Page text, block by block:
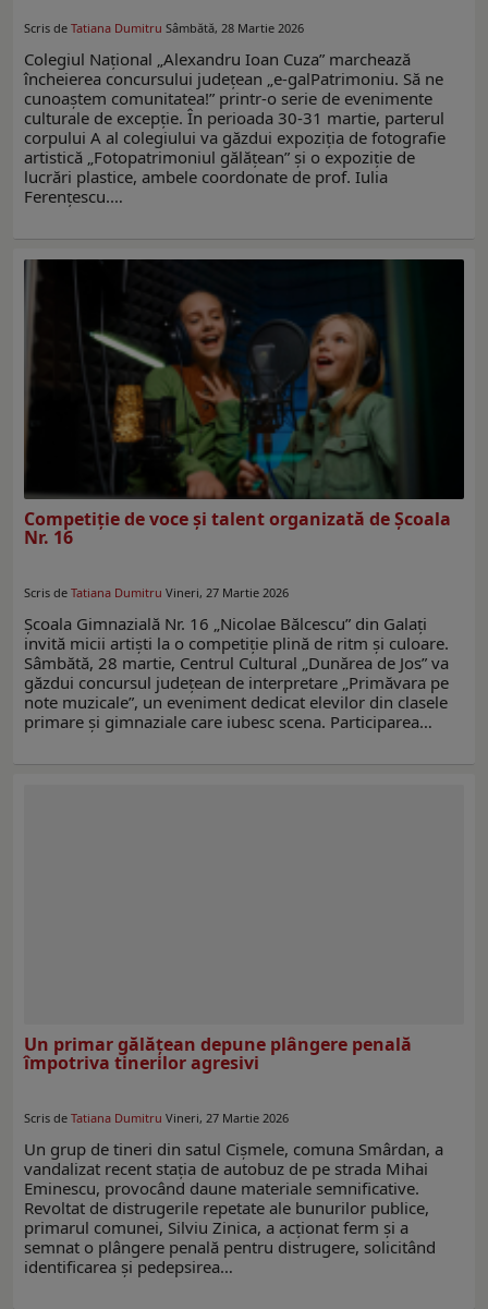
Scris de Tatiana Dumitru Sâmbătă, 28 Martie 2026
Colegiul Național „Alexandru Ioan Cuza” marchează
încheierea concursului județean „e-galPatrimoniu. Să ne
cunoaștem comunitatea!” printr-o serie de evenimente
culturale de excepție. În perioada 30-31 martie, parterul
corpului A al colegiului va găzdui expoziția de fotografie
artistică „Fotopatrimoniul gălățean” și o expoziție de
lucrări plastice, ambele coordonate de prof. Iulia
Ferențescu.…
Competiție de voce și talent organizată de Școala
Nr. 16
Scris de Tatiana Dumitru Vineri, 27 Martie 2026
Școala Gimnazială Nr. 16 „Nicolae Bălcescu” din Galați
invită micii artiști la o competiție plină de ritm și culoare.
Sâmbătă, 28 martie, Centrul Cultural „Dunărea de Jos” va
găzdui concursul județean de interpretare „Primăvara pe
note muzicale”, un eveniment dedicat elevilor din clasele
primare și gimnaziale care iubesc scena. Participarea…
Un primar gălățean depune plângere penală
împotriva tinerilor agresivi
Scris de Tatiana Dumitru Vineri, 27 Martie 2026
Un grup de tineri din satul Cișmele, comuna Smârdan, a
vandalizat recent stația de autobuz de pe strada Mihai
Eminescu, provocând daune materiale semnificative.
Revoltat de distrugerile repetate ale bunurilor publice,
primarul comunei, Silviu Zinica, a acționat ferm și a
semnat o plângere penală pentru distrugere, solicitând
identificarea și pedepsirea…